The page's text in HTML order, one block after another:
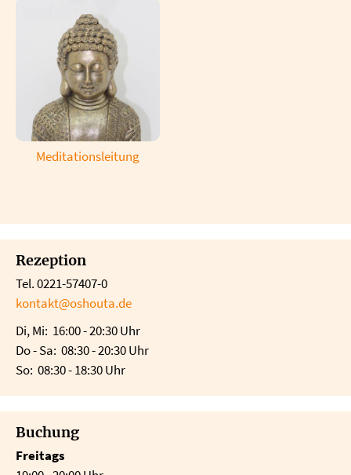
Meditationsleitung
Rezeption
Tel. 0221-57407-0
kontakt@oshouta.de
Di, Mi: 16:00 - 20:30 Uhr
Do - Sa: 08:30 - 20:30 Uhr
So: 08:30 - 18:30 Uhr
Buchung
Freitags